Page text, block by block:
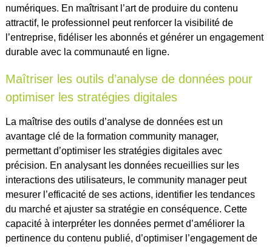
numériques. En maîtrisant l’art de produire du contenu
attractif, le professionnel peut renforcer la visibilité de
l’entreprise, fidéliser les abonnés et générer un engagement
durable avec la communauté en ligne.
Maîtriser les outils d’analyse de données pour
optimiser les stratégies digitales
La maîtrise des outils d’analyse de données est un
avantage clé de la formation community manager,
permettant d’optimiser les stratégies digitales avec
précision. En analysant les données recueillies sur les
interactions des utilisateurs, le community manager peut
mesurer l’efficacité de ses actions, identifier les tendances
du marché et ajuster sa stratégie en conséquence. Cette
capacité à interpréter les données permet d’améliorer la
pertinence du contenu publié, d’optimiser l’engagement de